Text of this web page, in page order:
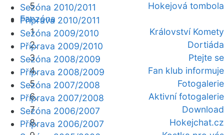
Hokejová tombola
Fanzóna
Království Komety
Dortiáda
Ptejte se
Fan klub informuje
Fotogalerie
Aktivní fotogalerie
Download
Hokejchat.cz
Sezóna 2010/2011
Příprava 2010/2011
Sezóna 2009/2010
Příprava 2009/2010
Sezóna 2008/2009
Příprava 2008/2009
Sezóna 2007/2008
Příprava 2007/2008
Sezóna 2006/2007
Příprava 2006/2007